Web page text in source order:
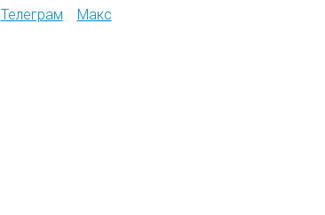
Телеграм Макс